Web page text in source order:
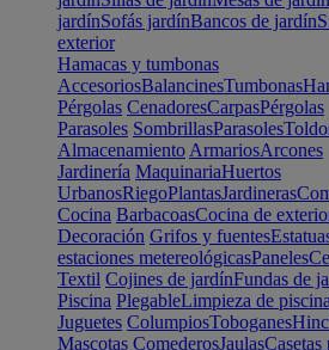
jardínSofás jardínBancos de jardín
exterior
Hamacas y tumbonas
AccesoriosBalancinesTumbonas
Pérgolas CenadoresCarpasPérgolas
Parasoles SombrillasParasoles
Almacenamiento ArmariosArcones
Jardinería MaquinariaHuertos
UrbanosRiegoPlantasJardineras
Cocina BarbacoasCocina de
Decoración Grifos y fuentes
estaciones metereológicasPaneles
Textil Cojines de jardínFundas de
Piscina PlegableLimpieza de
Juguetes ColumpiosToboganes
Mascotas ComederosJaulasCasetas